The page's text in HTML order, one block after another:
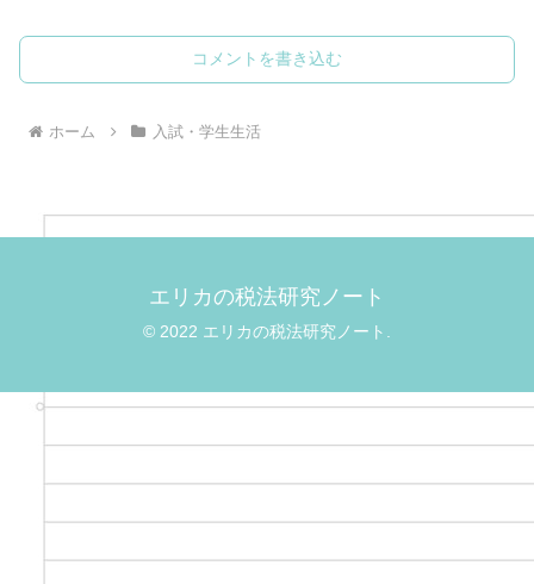
コメントを書き込む
ホーム 入試・学生生活
エリカの税法研究ノート
© 2022 エリカの税法研究ノート.